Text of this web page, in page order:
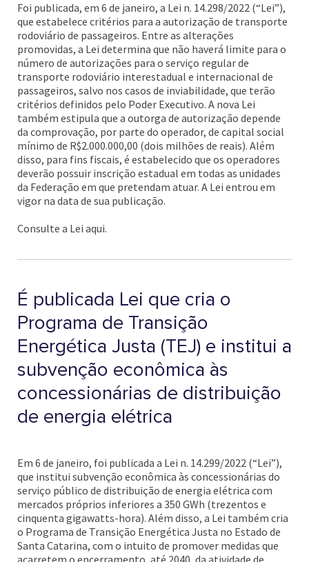
Foi publicada, em 6 de janeiro, a Lei n. 14.298/2022 (“Lei”),
que estabelece critérios para a autorização de transporte
rodoviário de passageiros. Entre as alterações
promovidas, a Lei determina que não haverá limite para o
número de autorizações para o serviço regular de
transporte rodoviário interestadual e internacional de
passageiros, salvo nos casos de inviabilidade, que terão
critérios definidos pelo Poder Executivo. A nova Lei
também estipula que a outorga de autorização depende
da comprovação, por parte do operador, de capital social
mínimo de R$2.000.000,00 (dois milhões de reais). Além
disso, para fins fiscais, é estabelecido que os operadores
deverão possuir inscrição estadual em todas as unidades
da Federação em que pretendam atuar. A Lei entrou em
vigor na data de sua publicação.
Consulte a Lei aqui.
É publicada Lei que cria o
Programa de Transição
Energética Justa (TEJ) e institui a
subvenção econômica às
concessionárias de distribuição
de energia elétrica
Em 6 de janeiro, foi publicada a Lei n. 14.299/2022 (“Lei”),
que institui subvenção econômica às concessionárias do
serviço público de distribuição de energia elétrica com
mercados próprios inferiores a 350 GWh (trezentos e
cinquenta gigawatts-hora). Além disso, a Lei também cria
o Programa de Transição Energética Justa no Estado de
Santa Catarina, com o intuito de promover medidas que
acarretem o encerramento, até 2040, da atividade de